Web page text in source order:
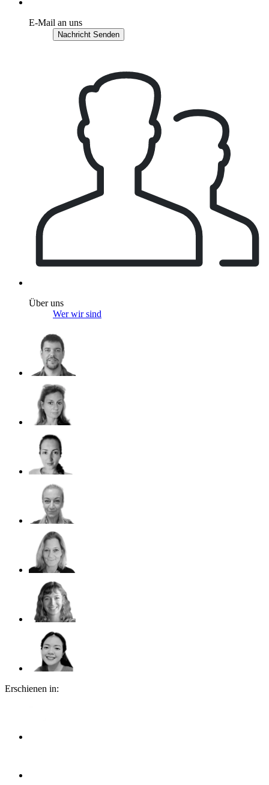
E-Mail an uns
Nachricht Senden
Über uns
Wer wir sind
Erschienen in: